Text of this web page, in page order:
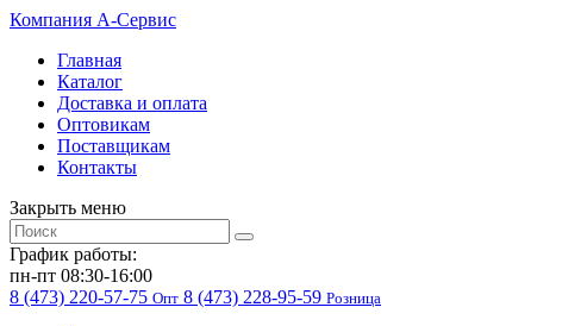
Компания A-Cервис
Главная
Каталог
Доставка и оплата
Оптовикам
Поставщикам
Контакты
Закрыть меню
График работы:
пн-пт 08:30-16:00
8 (473) 220-57-75 Опт 8 (473) 228-95-59 Розница